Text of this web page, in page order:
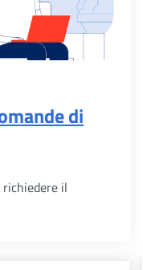
di
il